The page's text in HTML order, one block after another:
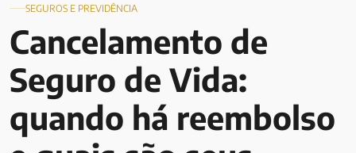
SEGUROS E PREVIDÊNCIA
Cancelamento de
Seguro de Vida:
quando há reembolso